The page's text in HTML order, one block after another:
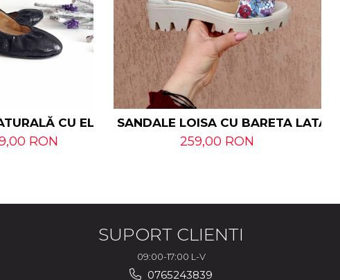
CU ELASTIC
RON
SANDALE LOISA CU BARETA LATA
259,00 RON
SUPORT CLIENTI
09:00-17:00 L-V
0765243839